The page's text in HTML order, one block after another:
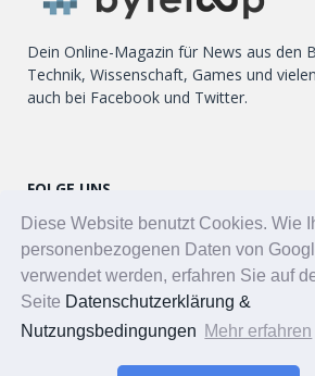
Diese Website benutzt Cookies. Wie
personenbezogenen Daten von
verwendet werden, erfahren Sie auf
Seite Datenschutzerklärung &
Nutzungsbedingungen Mehr erfahren
Dein Online-Magazin für News aus den
Technik, Wissenschaft, Games und
auch bei Facebook und Twitter.
FOLGE UNS
Twitter
Facebook